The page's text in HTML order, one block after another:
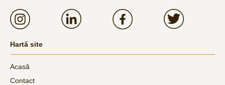
Hartă site
Acasă
Contact